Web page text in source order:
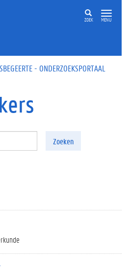
ZOEK MENU
- ONDERZOEKSPORTAAL
Zoeken